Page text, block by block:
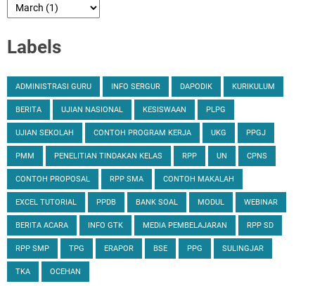
Labels
ADMINISTRASI GURU INFO SERGUR DAPODIK KURIKULUM
BERITA UJIAN NASIONAL KESISWAAN PLPG
UJIAN SEKOLAH CONTOH PROGRAM KERJA UKG PPGJ
PMM PENELITIAN TINDAKAN KELAS RPP UN CPNS
CONTOH PROPOSAL RPP SMA CONTOH MAKALAH
EXCEL TUTORIAL PPDB BANK SOAL MODUL WEBINAR
BERITA ACARA INFO GTK MEDIA PEMBELAJARAN RPP SD
RPP SMP TPG ERAPOR BSE PPG SULINGJAR
TKA OCEHAN